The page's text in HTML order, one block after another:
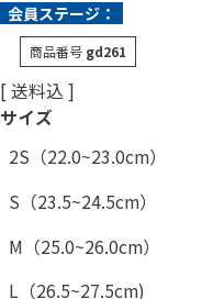
会員ステージ：
商品番号 gd261
送料込
サイズ
2S（22.0~23.0cm）
S（23.5~24.5cm）
M（25.0~26.0cm）
L（26.5~27.5cm)